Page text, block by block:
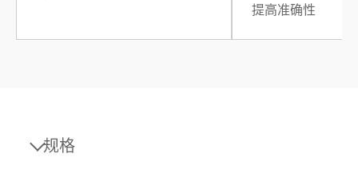
提高准确性
规格